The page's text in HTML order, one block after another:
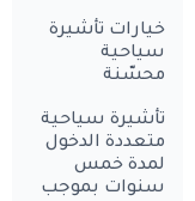
خيارات تأشيرة
سياحية
محسّنة
تأشيرة سياحية
متعددة الدخول
لمدة خمس
سنوات بموجب